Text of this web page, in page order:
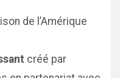
de l’Amérique
créé par